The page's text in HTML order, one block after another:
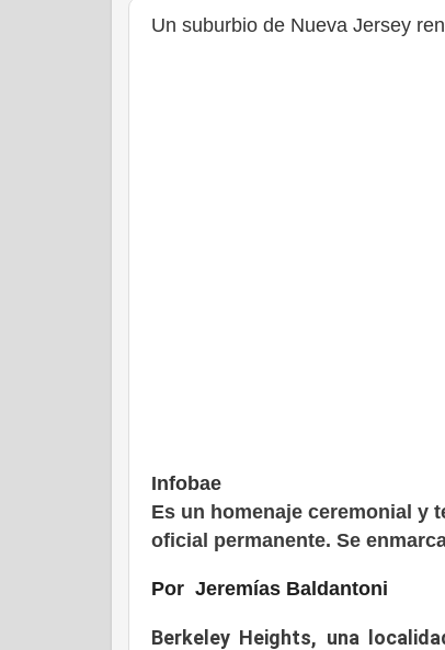
Un suburbio de Nueva Jersey
Infobae
Es un homenaje ceremonial y
oficial permanente. Se
Por Jeremías Baldantoni
Berkeley Heights, una